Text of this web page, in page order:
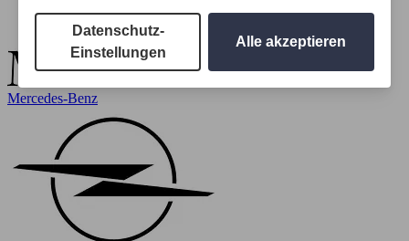
Mercedes-Benz
Datenschutz-
Einstellungen
Alle akzeptieren